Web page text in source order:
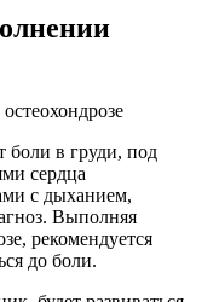
боли в груди, под
сердца
с дыханием,
Выполняя
рекомендуется
до боли.